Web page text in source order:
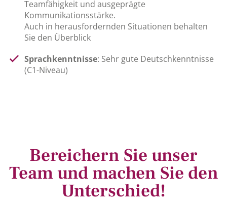
Teamfähigkeit und ausgeprägte
Kommunikationsstärke.
Auch in herausfordernden Situationen behalten
Sie den Überblick
Sprachkenntnisse: Sehr gute Deutschkenntnisse
(C1-Niveau)
Bereichern Sie unser
Team und machen Sie den
Unterschied!